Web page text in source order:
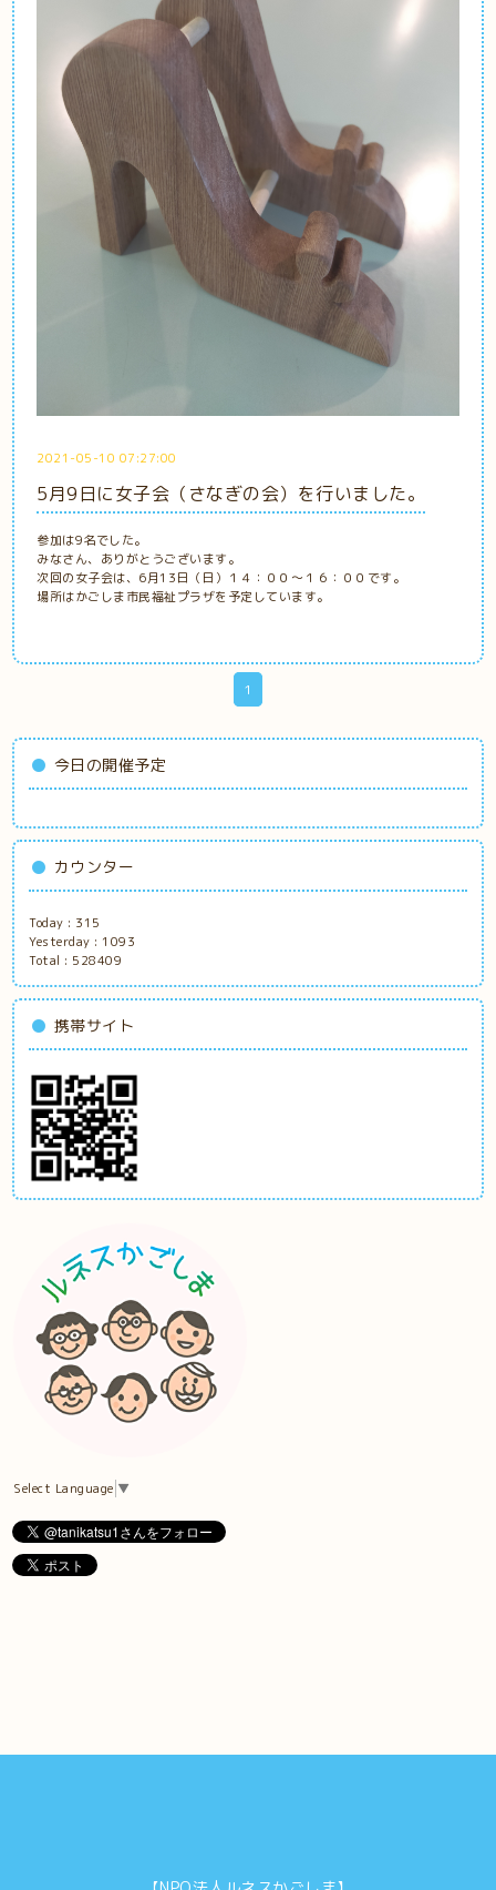
2021-05-10 07:27:00
5月9日に女子会（さなぎの会）を行いました。
参加は9名でした。
みなさん、ありがとうございます。
次回の女子会は、6月13日（日）１４：００～１６：００です。
場所はかごしま市民福祉プラザを予定しています。
1
今日の開催予定
カウンター
Today : 315
Yesterday : 1093
Total : 528409
携帯サイト
Select Language ▼